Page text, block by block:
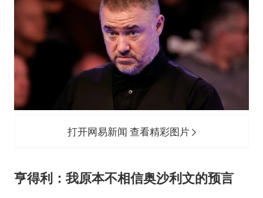
打开网易新闻 查看精彩图片
亨得利：我原本不相信奥沙利文的预言